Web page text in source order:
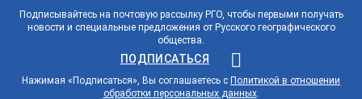
Подписывайтесь на почтовую рассылку РГО, чтобы первыми получать
новости и специальные предложения от Русского географического
общества.
ПОДПИСАТЬСЯ
Нажимая «Подписаться», Вы соглашаетесь с Политикой в отношении
обработки персональных данных.